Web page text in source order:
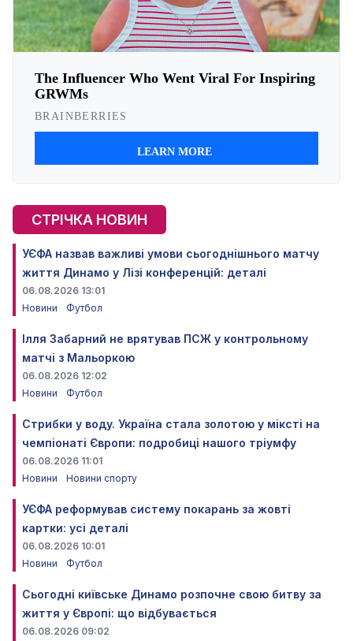
СТРІЧКА НОВИН
УЄФА назвав важливі умови сьогоднішнього матчу
життя Динамо у Лізі конференцій: деталі
06.08.2026 13:01
Новини
Футбол
Ілля Забарний не врятував ПСЖ у контрольному
матчі з Мальоркою
06.08.2026 12:02
Новини
Футбол
Стрибки у воду. Україна стала золотою у міксті на
чемпіонаті Європи: подробиці нашого тріумфу
06.08.2026 11:01
Новини
Новини спорту
УЄФА реформував систему покарань за жовті
картки: усі деталі
06.08.2026 10:01
Новини
Футбол
Сьогодні київське Динамо розпочне свою битву за
життя у Європі: що відбувається
06.08.2026 09:02